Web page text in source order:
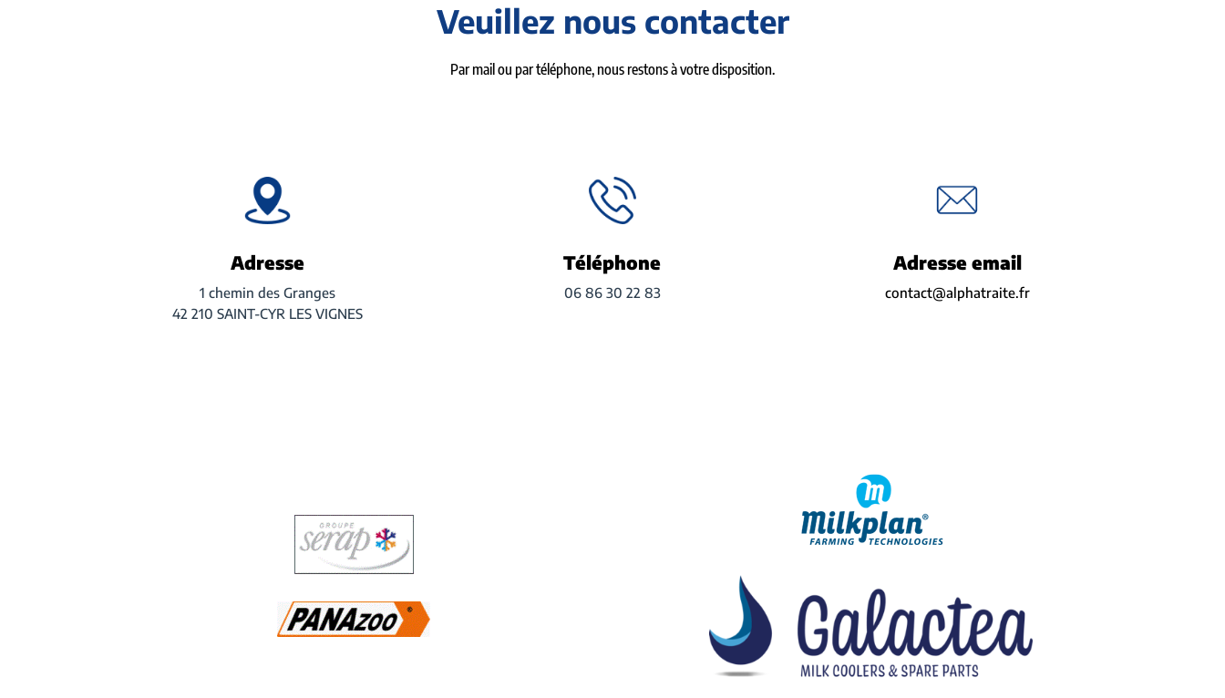
Veuillez nous contacter
Par mail ou par téléphone, nous restons à votre disposition.
Adresse
1 chemin des Granges
42 210 SAINT-CYR LES VIGNES
Téléphone
06 86 30 22 83
Adresse email
contact@alphatraite.fr